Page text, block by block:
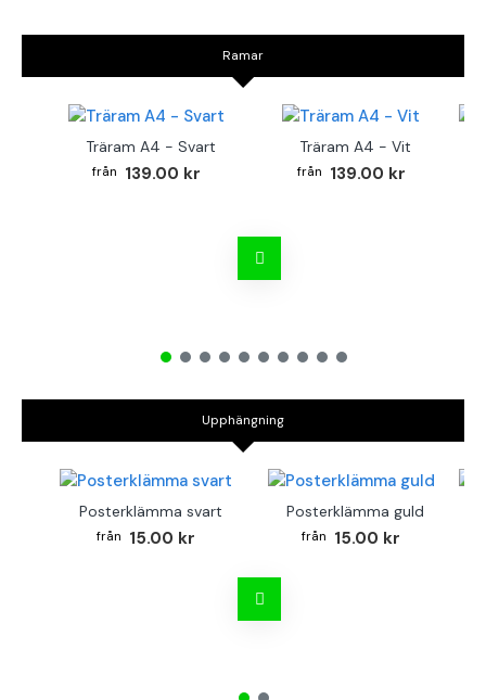
Ramar
Träram A4 - Svart
139.00 kr
Träram A4 - Vit
139.00 kr
Upphängning
Posterklämma svart
15.00 kr
Posterklämma guld
15.00 kr